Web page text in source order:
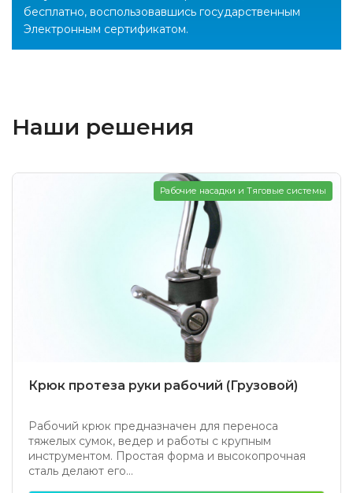
бесплатно, воспользовавшись государственным
Электронным сертификатом.
Наши решения
Крюк протеза руки рабочий (Грузовой)
Рабочий крюк предназначен для переноса
тяжелых сумок, ведер и работы с крупным
инструментом. Простая форма и высокопрочная
сталь делают его...
Рабочие насадки и Тяговые системы